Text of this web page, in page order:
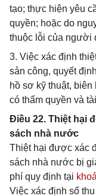
tạo; thực hiện yêu
quyền; hoặc do
thuộc lỗi của người
3. Việc xác định
sản công, quyết
hồ sơ kỹ thuật,
có thẩm quyền và
Điều 22. Thiệt hại
sách nhà nước
Thiệt hại được xác
sách nhà nước bị
phí quy định tại
Việc xác định số